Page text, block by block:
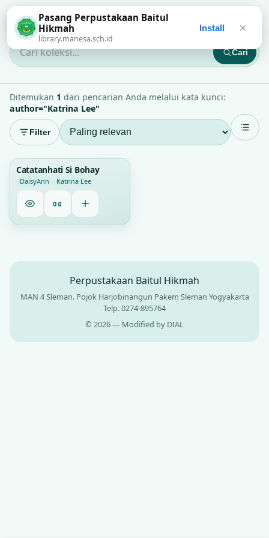
Perpustakaan Baitul Hikmah
Cari koleksi... Cari
Ditemukan 1 dari pencarian Anda melalui kata kunci:
author="Katrina Lee"
Filter
1
Catatanhati Si Bohay
DaisyAnn Katrina Lee
Perpustakaan Baitul Hikmah
MAN 4 Sleman. Pojok Harjobinangun Pakem Sleman Yogyakarta
Telp. 0274-895764
© 2026 — Modified by DIAL
Pasang Perpustakaan Baitul
Hikmah
library.manesa.sch.id
Install ×